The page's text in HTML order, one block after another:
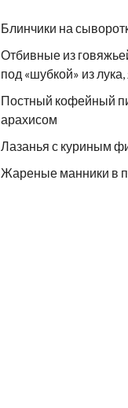
Блинчики на
Отбивные из
под «шубкой» из
Постный кофейный
арахисом
Лазанья с куриным
Жареные манники в